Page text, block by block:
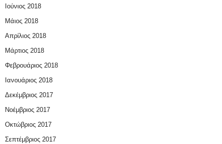
Ιούνιος 2018
Μάιος 2018
Απρίλιος 2018
Μάρτιος 2018
Φεβρουάριος 2018
Ιανουάριος 2018
Δεκέμβριος 2017
Νοέμβριος 2017
Οκτώβριος 2017
Σεπτέμβριος 2017